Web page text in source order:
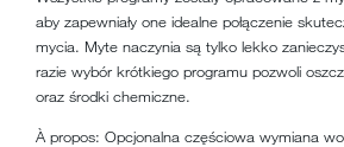
aby zapewniały one idealne połączenie
mycia. Myte naczynia są tylko lekko
razie wybór krótkiego programu pozwoli
oraz środki chemiczne.
À propos: Opcjonalna częściowa wymiana